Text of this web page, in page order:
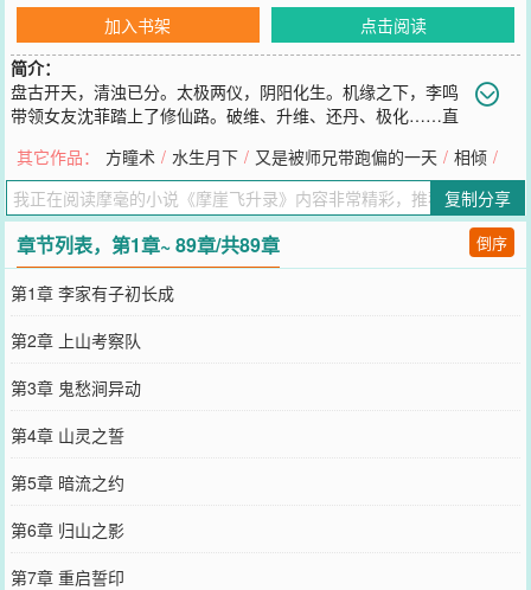
加入书架
点击阅读
简介：
盘古开天，清浊已分。太极两仪，阴阳化生。机缘之下，李鸣
带领女友沈菲踏上了修仙路。破维、升维、还丹、极化……直
上。
您要是觉得《摩崖飞升录》还不错的话请不要忘记向您QQ群和微博微
信里的朋友推荐哦！
其它作品： 方瞳术 / 水生月下 / 又是被师兄带跑偏的一天 / 相倾 /
复制分享
章节列表，第1章~ 89章/共89章 倒序
第1章 李家有子初长成
第2章 上山考察队
第3章 鬼愁涧异动
第4章 山灵之誓
第5章 暗流之约
第6章 归山之影
第7章 重启誓印